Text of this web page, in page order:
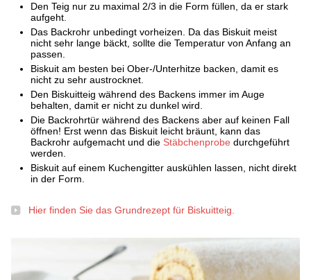
Den Teig nur zu maximal 2/3 in die Form füllen, da er stark
aufgeht.
Das Backrohr unbedingt vorheizen. Da das Biskuit meist
nicht sehr lange bäckt, sollte die Temperatur von Anfang an
passen.
Biskuit am besten bei Ober-/Unterhitze backen, damit es
nicht zu sehr austrocknet.
Den Biskuitteig während des Backens immer im Auge
behalten, damit er nicht zu dunkel wird.
Die Backrohrtür während des Backens aber auf keinen Fall
öffnen! Erst wenn das Biskuit leicht bräunt, kann das
Backrohr aufgemacht und die Stäbchenprobe durchgeführt
werden.
Biskuit auf einem Kuchengitter auskühlen lassen, nicht direkt
in der Form.
Hier finden Sie das Grundrezept für Biskuitteig.